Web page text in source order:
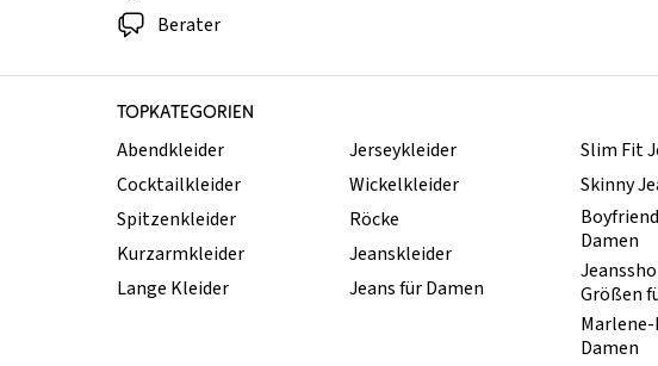
Berater
TOPKATEGORIEN
Abendkleider
Cocktailkleider
Spitzenkleider
Kurzarmkleider
Lange Kleider
Jerseykleider
Wickelkleider
Röcke
Jeanskleider
Jeans für Damen
Slim Fit
Skinny
Damen
Größen
Damen